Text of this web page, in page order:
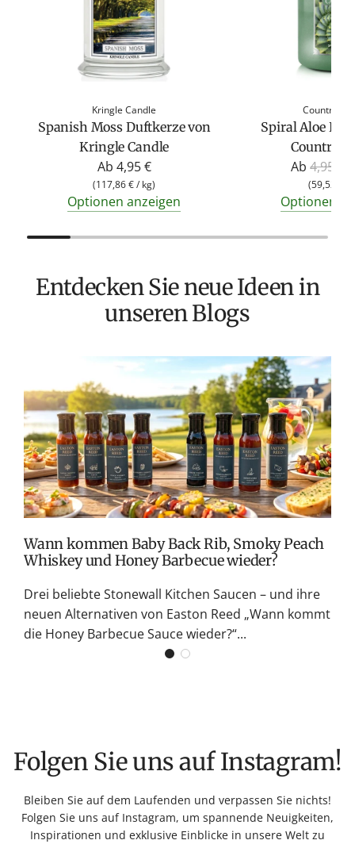
Kringle Candle
Spanish Moss Duftkerze von
Kringle Candle
Ab 4,95 €
(117,86 €/ kg)
Optionen anzeigen
Country
Spiral Aloe
Country
Ab R
e
g
r
r
e
i
s
4,95 €
(59,52 €
Optionen
Entdecken Sie neue Ideen in
unseren Blogs
Wann kommen Baby Back Rib, Smoky Peach
Whiskey und Honey Barbecue wieder?
Drei beliebte Stonewall Kitchen Saucen – und ihre
neuen Alternativen von Easton Reed „Wann kommt
die Honey Barbecue Sauce wieder?“...
Folgen Sie uns auf Instagram!
Bleiben Sie auf dem Laufenden und verpassen Sie nichts!
Folgen Sie uns auf Instagram, um spannende Neuigkeiten,
Inspirationen und exklusive Einblicke in unsere Welt zu